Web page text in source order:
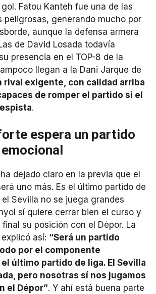
Fatou Kanteh fue una de las
peligrosas, generando mucho por
aunque la defensa armera
de David Losada todavía
presencia en el TOP-8 de la
llegan a la Dani Jarque de
rival exigente, con calidad arriba
de romper el partido si el
.
espera un partido
dejado claro en la previa que el
uno más. Es el último partido de
Sevilla no se juega grandes
sí quiere cerrar bien el curso y
su posición con el Dépor. La
así: “Será un partido
por el componente
último partido de liga. El Sevilla
pero nosotras sí nos jugamos
el Dépor”. Y ahí está buena parte